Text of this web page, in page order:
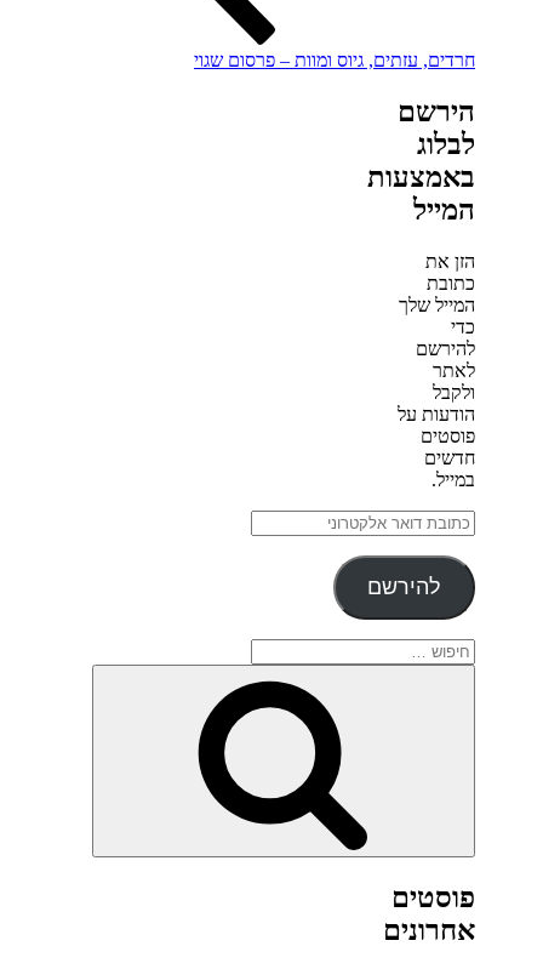
חרדים, עזתים, גיוס ומוות – פרסום שגוי
הירשם
לבלוג
באמצעות
המייל
הזן את
כתובת
המייל שלך
כדי
להירשם
לאתר
ולקבל
הודעות על
פוסטים
חדשים
במייל.
כתובת
דואר
אלקטרוני
להירשם
חפש:
פוסטים
אחרונים